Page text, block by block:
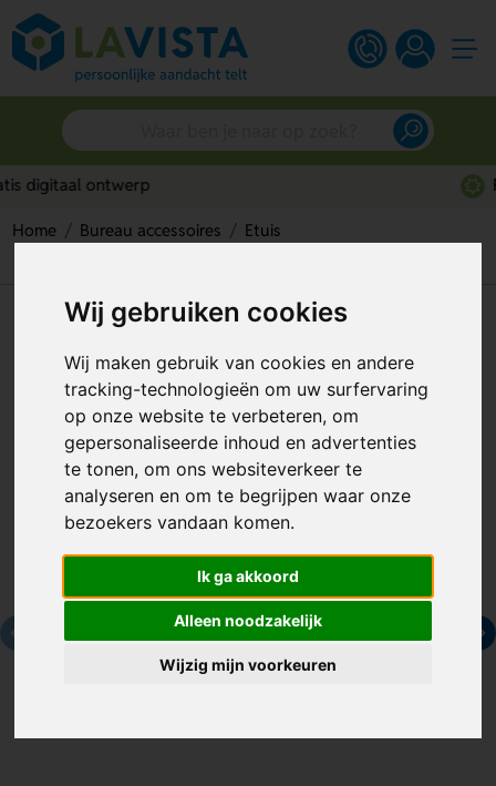
Wij gebruiken cookies
Wij maken gebruik van cookies en andere
tracking-technologieën om uw surfervaring
op onze website te verbeteren, om
gepersonaliseerde inhoud en advertenties
te tonen, om ons websiteverkeer te
analyseren en om te begrijpen waar onze
bezoekers vandaan komen.
Ik ga akkoord
Alleen noodzakelijk
Wijzig mijn voorkeuren
Home Bureau accessoires
Etuis
Gerecyclede Katoenen Etui
Artikelnummer: 308355